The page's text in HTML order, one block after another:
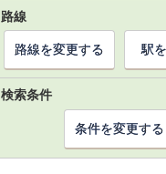
路線
路線を変更する 駅
検索条件
条件を変更する